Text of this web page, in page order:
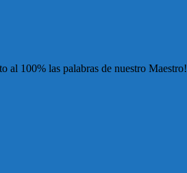
al 100% las palabras de nuestro Maestro!